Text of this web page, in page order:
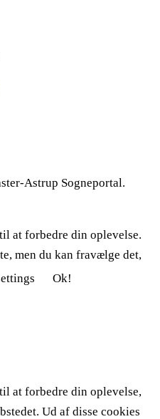
Astrup Sogneportal.
at forbedre din oplevelse.
men du kan fravælge det,
Ok!
at forbedre din oplevelse,
Ud af disse cookies